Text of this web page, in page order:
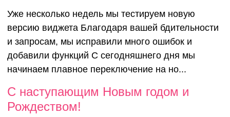
Уже несколько недель мы тестируем новую
версию виджета Благодаря вашей бдительности
и запросам, мы исправили много ошибок и
добавили функций С сегодняшнего дня мы
начинаем плавное переключение на но...
С наступающим Новым годом и
Рождеством!